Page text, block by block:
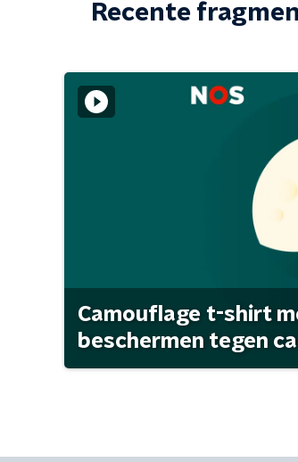
Recente
Camouflage t-shirt
beschermen tegen